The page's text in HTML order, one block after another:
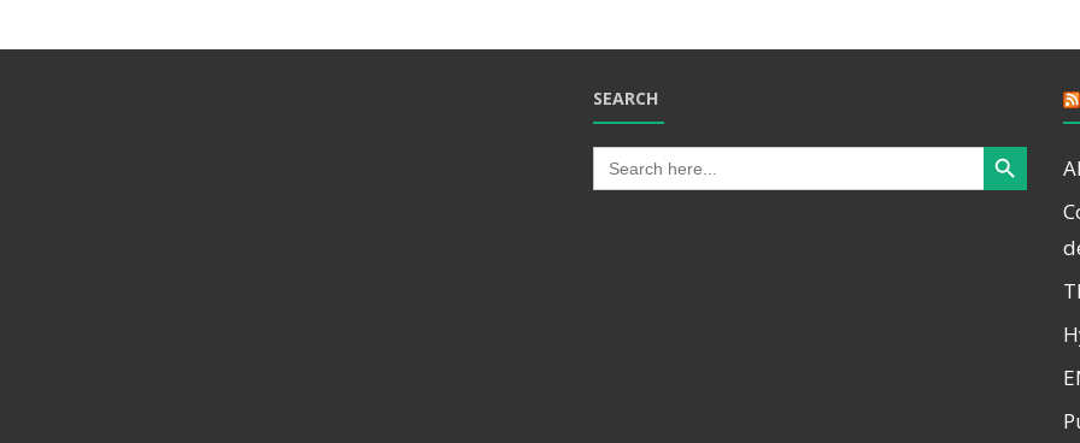
SEARCH
Search
for:
Search Button